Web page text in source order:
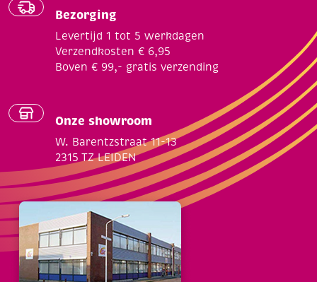
Bezorging
Levertijd 1 tot 5 werkdagen
Verzendkosten € 6,95
Boven € 99,- gratis verzending
Onze showroom
W. Barentzstraat 11-13
2315 TZ LEIDEN